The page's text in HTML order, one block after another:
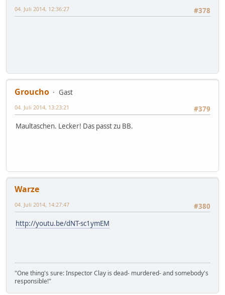
#378
04. Juli 2014, 12:36:27
Groucho
Gast
#379
04. Juli 2014, 13:23:21
Maultaschen. Lecker! Das passt zu BB.
Warze
#380
04. Juli 2014, 14:27:47
http://youtu.be/dNT-sc1ymEM
"One thing's sure: Inspector Clay is dead- murdered- and somebody's
responsible!"